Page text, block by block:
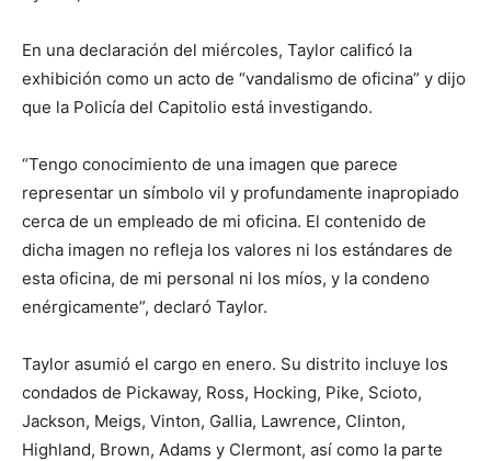
En una declaración del miércoles, Taylor calificó la
exhibición como un acto de “vandalismo de oficina” y dijo
que la Policía del Capitolio está investigando.
“Tengo conocimiento de una imagen que parece
representar un símbolo vil y profundamente inapropiado
cerca de un empleado de mi oficina. El contenido de
dicha imagen no refleja los valores ni los estándares de
esta oficina, de mi personal ni los míos, y la condeno
enérgicamente”, declaró Taylor.
Taylor asumió el cargo en enero. Su distrito incluye los
condados de Pickaway, Ross, Hocking, Pike, Scioto,
Jackson, Meigs, Vinton, Gallia, Lawrence, Clinton,
Highland, Brown, Adams y Clermont, así como la parte